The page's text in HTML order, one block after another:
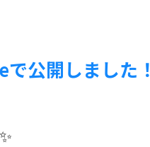
公開しました！